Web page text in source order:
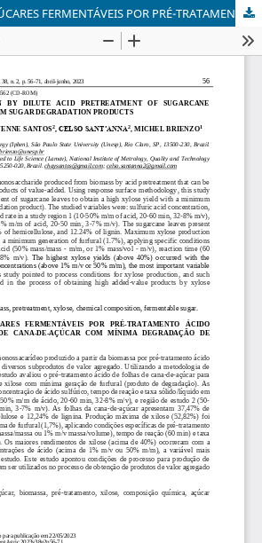
PRODUÇÃO DE AÇÚCARES FERMENTÁVEIS POR PRÉ-TRATAMENTO ÁCIDO DILUTO DE FOLHAS DE CANA-DE-AÇÚCAR COM MÍNIMA DEGRADAÇÃO DE AÇÚCAR